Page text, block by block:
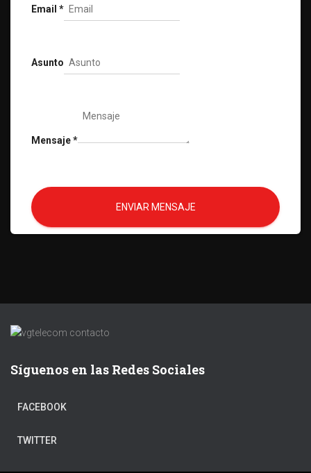
Email *
Asunto
Mensaje*
ENVIAR MENSAJE
Síguenos en las Redes Sociales
FACEBOOK
TWITTER